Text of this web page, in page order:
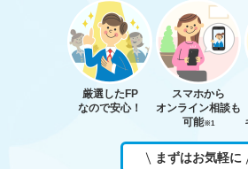
厳選したFP
なので安心！
スマホから
オンライン相談も
可能※1
まずはお気軽に